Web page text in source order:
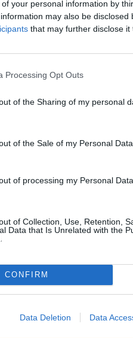
your personal information by
may also be
that may further disclose it
Processing Opt Outs
of the Sharing of my personal
of the Sale of my Personal Data.
of processing my Personal
of Collection, Use, Retention,
Data that Is Unrelated with the
CONFIRM
Data Deletion Data
1993 στην Αλβανία.
τελεσθείσα σε
κατ'
6-4-1969 στη Νίκαια.
τελεσθείσα σε